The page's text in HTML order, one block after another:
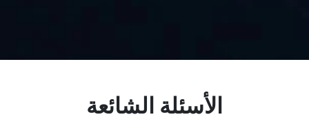
الأسئلة الشائعة